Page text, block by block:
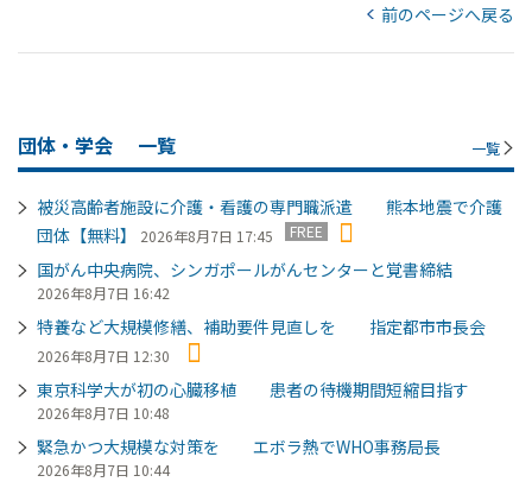
前のページへ戻る
団体・学会 一覧 一覧
被災高齢者施設に介護・看護の専門職派遣 熊本地震で介護
団体【無料】
2026年8月7日 17:45 FREE
国がん中央病院、シンガポールがんセンターと覚書締結
2026年8月7日 16:42
特養など大規模修繕、補助要件見直しを 指定都市市長会
2026年8月7日 12:30
東京科学大が初の心臓移植 患者の待機期間短縮目指す
2026年8月7日 10:48
緊急かつ大規模な対策を エボラ熱でWHO事務局長
2026年8月7日 10:44